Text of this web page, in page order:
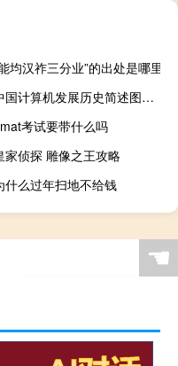
均汉祚三分业”的出处是哪里
中国计算机发展历史简述图文（中国计算机发展史简介）
考试要带什么吗
家侦探 雕像之王攻略
什么过年扫地不给钱
☚